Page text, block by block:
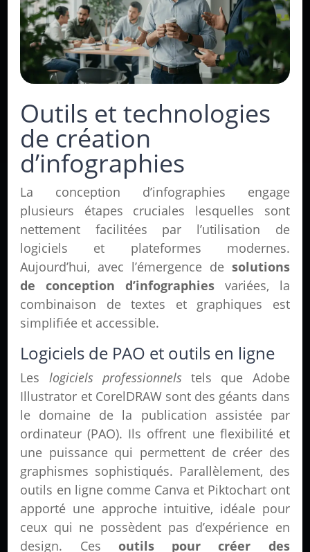
Outils et technologies
de création
d’infographies
La conception d’infographies engage
plusieurs étapes cruciales lesquelles sont
nettement facilitées par l’utilisation de
logiciels et plateformes modernes.
Aujourd’hui, avec l’émergence de solutions
de conception d’infographies variées, la
combinaison de textes et graphiques est
simplifiée et accessible.
Logiciels de PAO et outils en ligne
Les logiciels professionnels tels que Adobe
Illustrator et CorelDRAW sont des géants dans
le domaine de la publication assistée par
ordinateur (PAO). Ils offrent une flexibilité et
une puissance qui permettent de créer des
graphismes sophistiqués. Parallèlement, des
outils en ligne comme Canva et Piktochart ont
apporté une approche intuitive, idéale pour
ceux qui ne possèdent pas d’expérience en
design. Ces outils pour créer des